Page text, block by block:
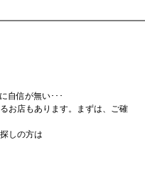
自信が無い･･･
お店もあります。まずは、ご確
しの方は